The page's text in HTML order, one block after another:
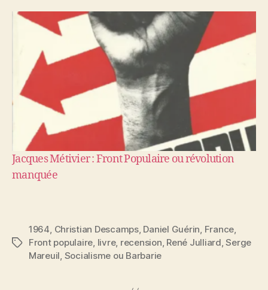
Jacques Métivier : Front Populaire ou révolution
manquée
Étiquettes
1964, Christian Descamps, Daniel Guérin, France,
Front populaire, livre, recension, René Julliard,Serge
Mareuil, Socialisme ou Barbarie